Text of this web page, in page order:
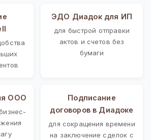
ЭДО Диадок для ИП
для быстрой отправки
актов и счетов без
бумаги
ООО
Подписание
договоров в Диадоке
для сокращения времени
на заключение сделок с